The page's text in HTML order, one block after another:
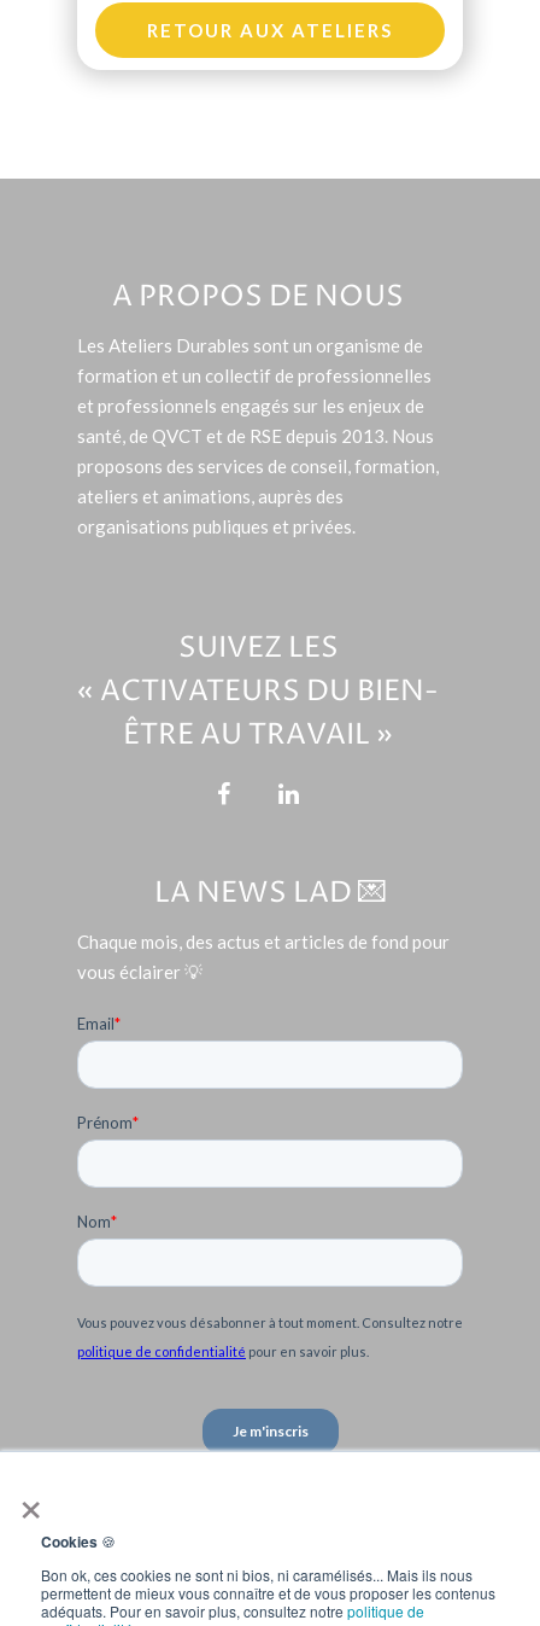
×
Cookies 🍪
Bon ok, ces cookies ne sont ni bios, ni caramélisés... Mais ils nous
permettent de mieux vous connaître et de vous proposer les contenus
adéquats. Pour en savoir plus, consultez notre politique de
RETOUR AUX ATELIERS
A PROPOS DE NOUS
Les Ateliers Durables sont un organisme de
formation et un collectif de professionnelles
et professionnels engagés sur les enjeux de
santé, de QVCT et de RSE depuis 2013. Nous
proposons des services de conseil, formation,
ateliers et animations, auprès des
organisations publiques et privées.
SUIVEZ LES
« ACTIVATEURS DU BIEN-
ÊTRE AU TRAVAIL »
LA NEWS LAD 💌
Chaque mois, des actus et articles de fond pour
vous éclairer 💡
Home Contactez-nous !